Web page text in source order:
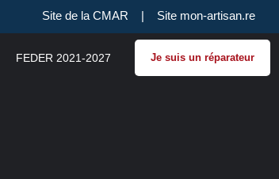
Site de la CMAR | Site mon-artisan.re
FEDER 2021-2027 Je suis un réparateur